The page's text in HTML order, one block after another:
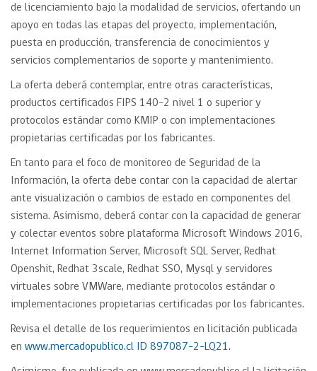
de licenciamiento bajo la modalidad de servicios, ofertando un
apoyo en todas las etapas del proyecto, implementación,
puesta en producción, transferencia de conocimientos y
servicios complementarios de soporte y mantenimiento.
La oferta deberá contemplar, entre otras características,
productos certificados FIPS 140-2 nivel 1 o superior y
protocolos estándar como KMIP o con implementaciones
propietarias certificadas por los fabricantes.
En tanto para el foco de monitoreo de Seguridad de la
Información, la oferta debe contar con la capacidad de alertar
ante visualización o cambios de estado en componentes del
sistema. Asimismo, deberá contar con la capacidad de generar
y colectar eventos sobre plataforma Microsoft Windows 2016,
Internet Information Server, Microsoft SQL Server, Redhat
Openshit, Redhat 3scale, Redhat SSO, Mysql y servidores
virtuales sobre VMWare, mediante protocolos estándar o
implementaciones propietarias certificadas por los fabricantes.
Revisa el detalle de los requerimientos en licitación publicada
en www.mercadopublico.cl ID 897087-2-LQ21.